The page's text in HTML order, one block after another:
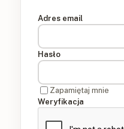
Adres email
Hasło
Zapamiętaj mnie
Weryfikacja